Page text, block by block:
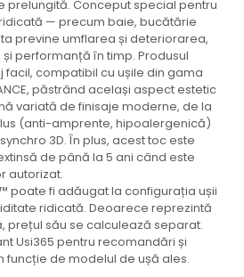
prelungită. Conceput special pentru
— precum baie, bucătărie
previne umflarea și deteriorarea,
performanță în timp. Produsul
compatibil cu ușile din gama
păstrând același aspect estetic
variată de finisaje moderne, de la
(anti-amprente, hipoalergenică)
3D. În plus, acest toc este
de până la 5 ani când este
autorizat.
poate fi adăugat la configurația ușii
ridicată. Deoarece reprezintă
prețul său se calculează separat.
Usi365 pentru recomandări și
funcție de modelul de ușă ales.